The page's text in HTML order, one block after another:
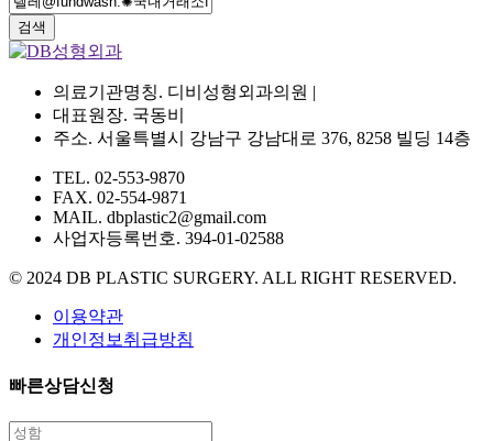
검색
의료기관명칭. 디비성형외과의원 |
대표원장. 국동비
주소. 서울특별시 강남구 강남대로 376, 8258 빌딩 14층
TEL. 02-553-9870
FAX. 02-554-9871
MAIL. dbplastic2@gmail.com
사업자등록번호. 394-01-02588
© 2024 DB PLASTIC SURGERY. ALL RIGHT RESERVED.
이용약관
개인정보취급방침
빠른상담신청